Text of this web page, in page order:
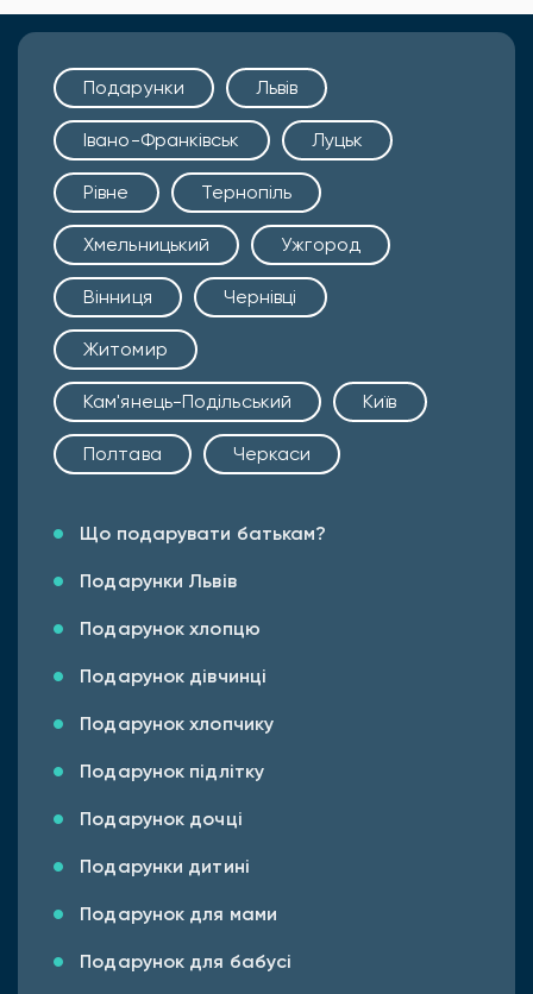
Подарунки Львів
Івано-Франківськ Луцьк
Рівне Тернопіль
Хмельницький Ужгород
Вінниця Чернівці
Житомир
Кам'янець-Подільський Київ
Полтава Черкаси
Що подарувати батькам?
Подарунки Львів
Подарунок хлопцю
Подарунок дівчинці
Подарунок хлопчику
Подарунок підлітку
Подарунок дочці
Подарунки дитині
Подарунок для мами
Подарунок для бабусі